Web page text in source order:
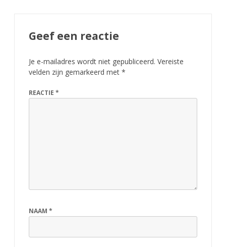
Geef een reactie
Je e-mailadres wordt niet gepubliceerd. Vereiste
velden zijn gemarkeerd met *
REACTIE *
NAAM *